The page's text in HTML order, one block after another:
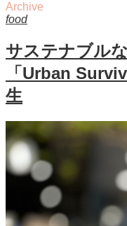
Archive
food
サステナブル
「Urban
生